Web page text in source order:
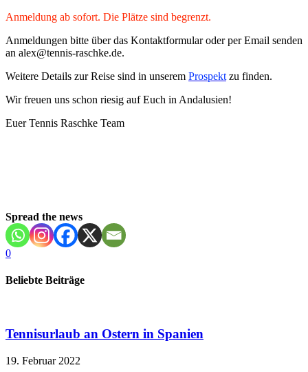
Anmeldung ab sofort. Die Plätze sind begrenzt.
Anmeldungen bitte über das Kontaktformular oder per Email senden
an alex@tennis-raschke.de.
Weitere Details zur Reise sind in unserem Prospekt zu finden.
Wir freuen uns schon riesig auf Euch in Andalusien!
Euer Tennis Raschke Team
Spread the news
0
Beliebte Beiträge
Tennisurlaub an Ostern in Spanien
19. Februar 2022